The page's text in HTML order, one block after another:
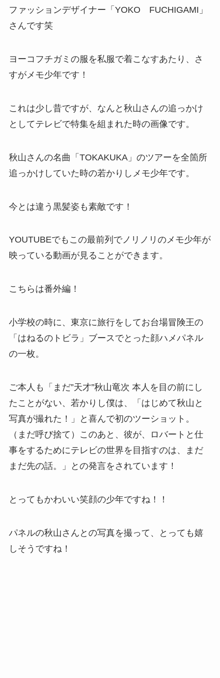
ファッションデザイナー「YOKO FUCHIGAMI」
さんです笑
ヨーコフチガミの服を私服で着こなすあたり、さ
すがメモ少年です！
これは少し昔ですが、なんと秋山さんの追っかけ
としてテレビで特集を組まれた時の画像です。
秋山さんの名曲「TOKAKUKA」のツアーを全箇所
追っかけしていた時の若かりしメモ少年です。
今とは違う黒髪姿も素敵です！
YOUTUBEでもこの最前列でノリノリのメモ少年が
映っている動画が見ることができます。
こちらは番外編！
小学校の時に、東京に旅行をしてお台場冒険王の
「はねるのトビラ」ブースでとった顔ハメパネル
の一枚。
ご本人も「まだ”天才”秋山竜次 本人を目の前にし
たことがない、若かりし僕は、「はじめて秋山と
写真が撮れた！」と喜んで初のツーショット。
（まだ呼び捨て）このあと、彼が、ロバートと仕
事をするためにテレビの世界を目指すのは、まだ
まだ先の話。」との発言をされています！
とってもかわいい笑顔の少年ですね！！
パネルの秋山さんとの写真を撮って、とっても嬉
しそうですね！